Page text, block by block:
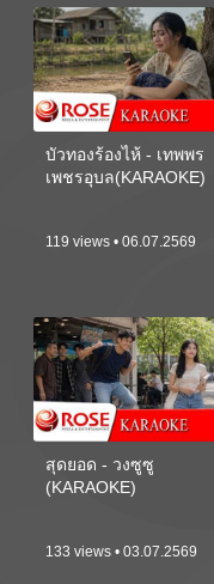
บัวทองร้องไห้ - เทพพร
เพชรอุบล(KARAOKE)
119 views • 06.07.2569
สุดยอด - วงซูซู
(KARAOKE)
133 views • 03.07.2569